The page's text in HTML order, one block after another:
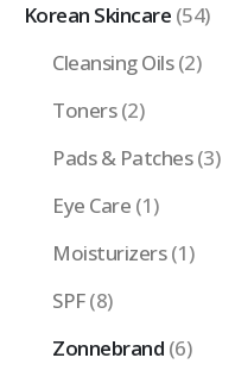
Korean Skincare (54)
Cleansing Oils (2)
Toners (2)
Pads & Patches (3)
Eye Care (1)
Moisturizers (1)
SPF(8)
Zonnebrand (6)